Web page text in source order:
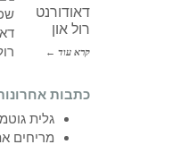
דאודורנט
רול און
קרא עוד ←
כתבות
גלית